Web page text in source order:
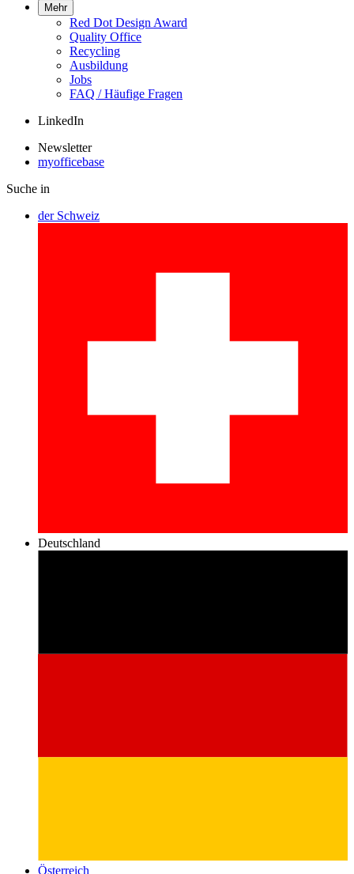
Mehr
Red Dot Design Award
Quality Office
Recycling
Ausbildung
Jobs
FAQ / Häufige Fragen
LinkedIn
Newsletter
myofficebase
Suche in
der Schweiz
Deutschland
Österreich